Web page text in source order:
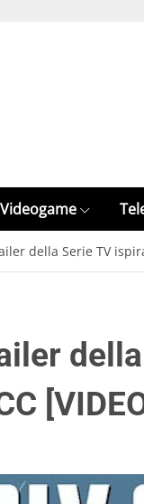
Videogame
della Serie TV